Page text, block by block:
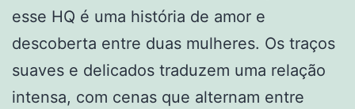
esse HQ é uma história de amor e
descoberta entre duas mulheres. Os traços
suaves e delicados traduzem uma relação
intensa, com cenas que alternam entre